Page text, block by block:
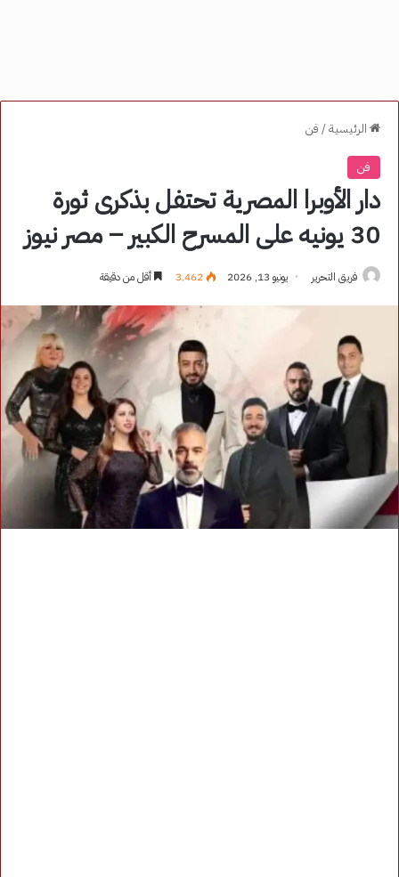
الرئيسية/ فن
فن
دار الأوبرا المصرية تحتفل بذكرى ثورة
30 يونيه على المسرح الكبير – مصر نيوز
فريق التحرير يونيو 13, 2026 3٬462 أقل من دقيقة